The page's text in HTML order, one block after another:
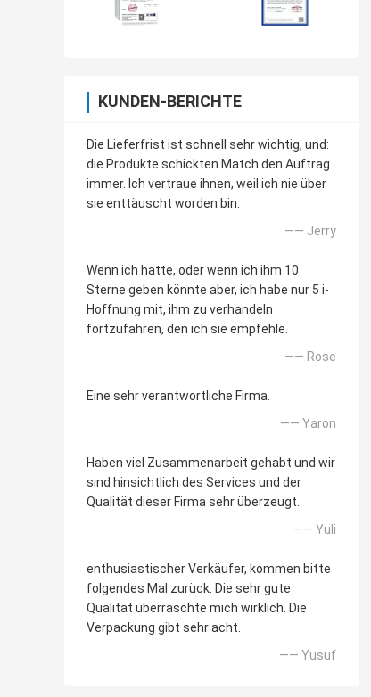
KUNDEN-BERICHTE
Die Lieferfrist ist schnell sehr wichtig, und:
die Produkte schickten Match den Auftrag
immer. Ich vertraue ihnen, weil ich nie über
sie enttäuscht worden bin.
—— Jerry
Wenn ich hatte, oder wenn ich ihm 10
Sterne geben könnte aber, ich habe nur 5 i-
Hoffnung mit, ihm zu verhandeln
fortzufahren, den ich sie empfehle.
—— Rose
Eine sehr verantwortliche Firma.
—— Yaron
Haben viel Zusammenarbeit gehabt und wir
sind hinsichtlich des Services und der
Qualität dieser Firma sehr überzeugt.
—— Yuli
enthusiastischer Verkäufer, kommen bitte
folgendes Mal zurück. Die sehr gute
Qualität überraschte mich wirklich. Die
Verpackung gibt sehr acht.
—— Yusuf